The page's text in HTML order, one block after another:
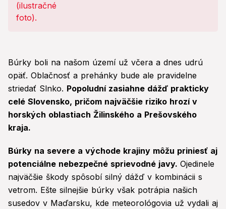
Búrky boli na našom území už včera a dnes udrú
opäť. Oblačnosť a prehánky bude ale pravidelne
striedať Slnko. Popoludní zasiahne dážď prakticky
celé Slovensko, pričom najväčšie riziko hrozí v
horských oblastiach Žilinského a Prešovského
kraja.
Búrky na severe a východe krajiny môžu priniesť aj
potenciálne nebezpečné sprievodné javy. Ojedinele
najväčšie škody spôsobí silný dážď v kombinácii s
vetrom. Ešte silnejšie búrky však potrápia našich
susedov v Maďarsku, kde meteorológovia už vydali aj